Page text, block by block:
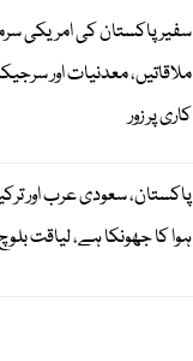
سفیر پاکستان کی امریکی
ملاقاتیں، معدنیات اور
کاری پر زور
پاکستان، سعودی عرب اور
ہوا کا جھونکا ہے، لیاقت